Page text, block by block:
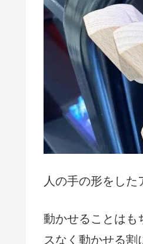
人の手の形をした
動かせることはも
スなく動かせる割